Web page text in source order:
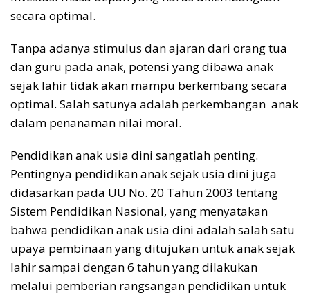
secara optimal.
Tanpa adanya stimulus dan ajaran dari orang tua
dan guru pada anak, potensi yang dibawa anak
sejak lahir tidak akan mampu berkembang secara
optimal. Salah satunya adalah perkembangan anak
dalam penanaman nilai moral.
Pendidikan anak usia dini sangatlah penting.
Pentingnya pendidikan anak sejak usia dini juga
didasarkan pada UU No. 20 Tahun 2003 tentang
Sistem Pendidikan Nasional, yang menyatakan
bahwa pendidikan anak usia dini adalah salah satu
upaya pembinaan yang ditujukan untuk anak sejak
lahir sampai dengan 6 tahun yang dilakukan
melalui pemberian rangsangan pendidikan untuk